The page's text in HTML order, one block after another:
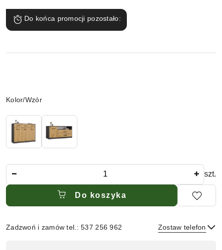
Do końca promocji pozostało:
Wariant
Kolor/Wzór
szt.
Do koszyka
Zadzwoń i zamów tel.: 537 256 962 Zostaw telefon